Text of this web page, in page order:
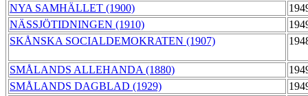
NYA SAMHÄLLET (1900)
NÄSSJÖTIDNINGEN (1910)
SKÅNSKA SOCIALDEMOKRATEN (1907)
SMÅLANDS ALLEHANDA (1880)
SMÅLANDS DAGBLAD (1929)